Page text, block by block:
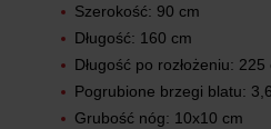
Szerokość: 90 cm
Długość: 160 cm
Długość po rozłożeniu: 225
Pogrubione brzegi blatu:
Grubość nóg: 10x10 cm